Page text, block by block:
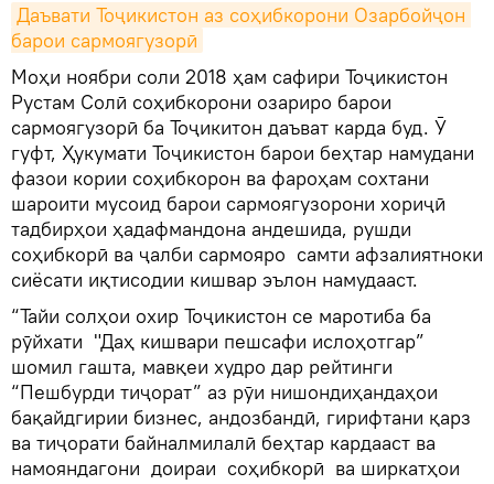
Даъвати Тоҷикистон аз соҳибкорони Озарбойҷон
барои сармоягузорӣ
Моҳи ноябри соли 2018 ҳам сафири Тоҷикистон
Рустам Солӣ соҳибкорони озариро барои
сармоягузорӣ ба Тоҷикитон даъват карда буд. Ӯ
гуфт, Ҳукумати Тоҷикистон барои беҳтар намудани
фазои кории соҳибкорон ва фароҳам сохтани
шароити мусоид барои сармоягузорони хориҷӣ
тадбирҳои ҳадафмандона андешида, рушди
соҳибкорӣ ва ҷалби сармояро самти афзалиятноки
сиёсати иқтисодии кишвар эълон намудааст.
“Тайи солҳои охир Тоҷикистон се маротиба ба
рӯйхати "Даҳ кишвари пешсафи ислоҳотгар”
шомил гашта, мавқеи худро дар рейтинги
“Пешбурди тиҷорат” аз рӯи нишондиҳандаҳои
бақайдгирии бизнес, андозбандӣ, гирифтани қарз
ва тиҷорати байналмилалӣ беҳтар кардааст ва
намояндагони доираи соҳибкорӣ ва ширкатҳои